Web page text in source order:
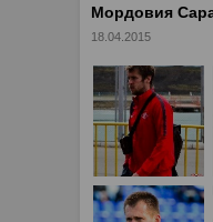
Мордовия
18.04.2015